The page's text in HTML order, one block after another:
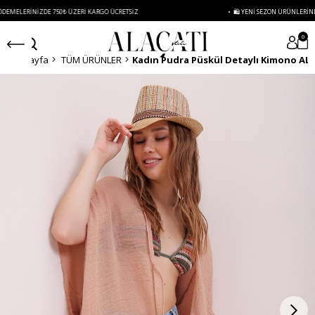
750₺ ÜZERI KARGO ÜCRETSIZ • 🛍️ YENI SEZON ÜRÜNLERINDE 2 ÜRÜN
0
Anasayfa TÜM ÜRÜNLER Kadın Pudra Püskül Detaylı Kimono